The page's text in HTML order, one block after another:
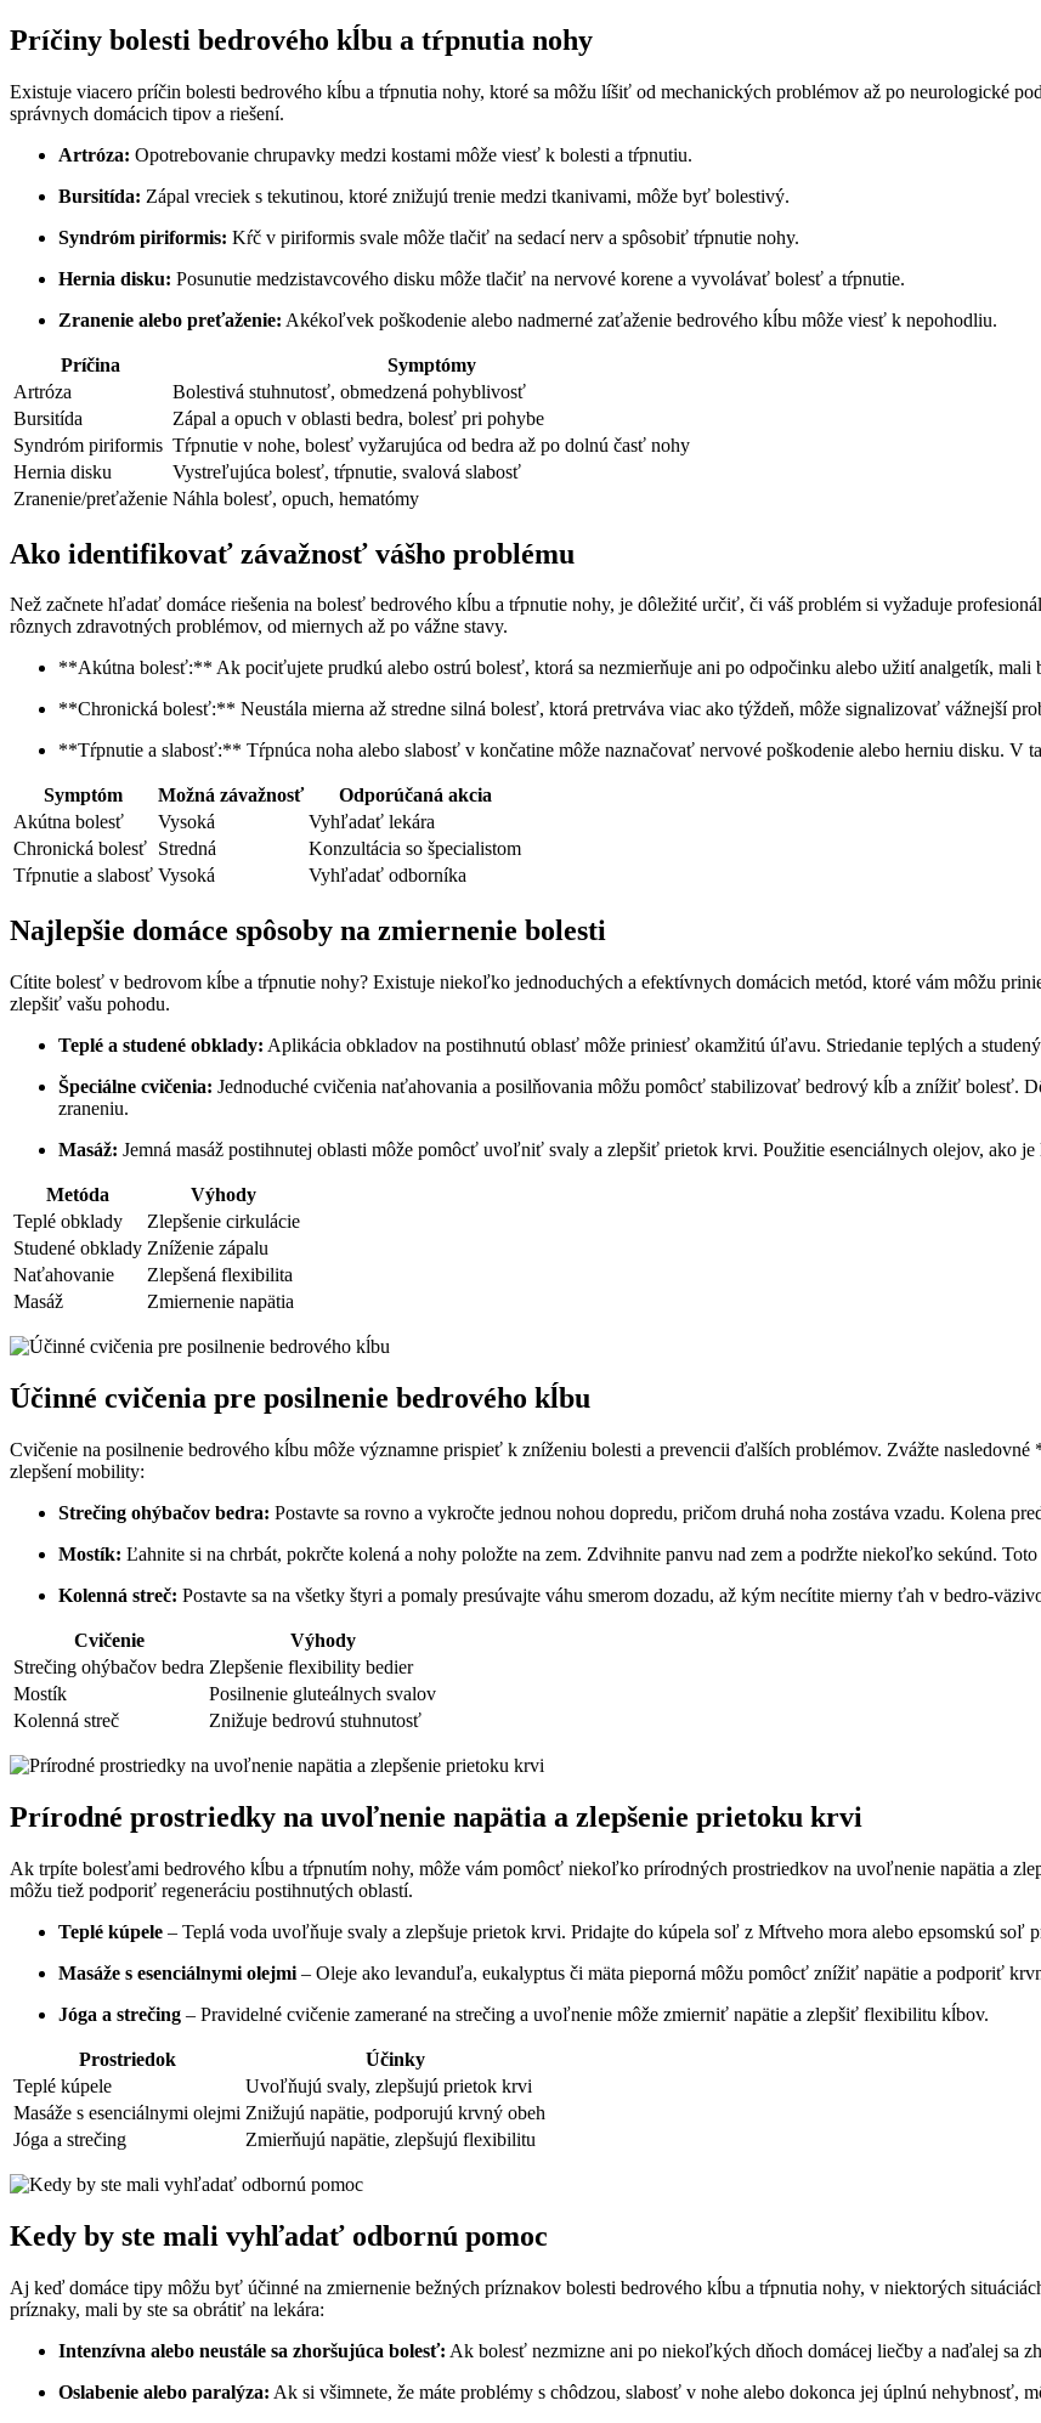
Príčiny bolesti bedrového kĺbu a tŕpnutia nohy
Existuje viacero príčin bolesti bedrového kĺbu a tŕpnutia nohy, ktoré sa môžu líšiť od mechanických problémov až po neurologické
správnych domácich tipov a riešení.
Artróza: Opotrebovanie chrupavky medzi kostami môže viesť k bolesti a tŕpnutiu.
Bursitída: Zápal vreciek s tekutinou, ktoré znižujú trenie medzi tkanivami, môže byť bolestivý.
Syndróm piriformis: Kŕč v piriformis svale môže tlačiť na sedací nerv a spôsobiť tŕpnutie nohy.
Hernia disku: Posunutie medzistavcového disku môže tlačiť na nervové korene a vyvolávať bolesť a tŕpnutie.
Zranenie alebo preťaženie: Akékoľvek poškodenie alebo nadmerné zaťaženie bedrového kĺbu môže viesť k nepohodliu.
Príčina
Symptómy
Artróza
Bolestivá stuhnutosť, obmedzená pohyblivosť
Bursitída
Zápal a opuch v oblasti bedra, bolesť pri pohybe
Syndróm piriformis Tŕpnutie v nohe, bolesť vyžarujúca od bedra až po dolnú časť nohy
Hernia disku
Vystreľujúca bolesť, tŕpnutie, svalová slabosť
Zranenie/preťaženie Náhla bolesť, opuch, hematómy
Ako identifikovať závažnosť vášho problému
Než začnete hľadať domáce riešenia na bolesť bedrového kĺbu a tŕpnutie nohy, je dôležité určiť, či váš problém si vyžaduje
rôznych zdravotných problémov, od miernych až po vážne stavy.
**Akútna bolesť:** Ak pociťujete prudkú alebo ostrú bolesť, ktorá sa nezmierňuje ani po odpočinku alebo užití analgetík, mali
**Chronická bolesť:** Neustála mierna až stredne silná bolesť, ktorá pretrváva viac ako týždeň, môže signalizovať vážnejší
**Tŕpnutie a slabosť:** Tŕpnúca noha alebo slabosť v končatine môže naznačovať nervové poškodenie alebo herniu disku. V
Symptóm Možná závažnosť
Odporúčaná akcia
Akútna bolesť
Vysoká
Vyhľadať lekára
Chronická bolesť Stredná
Konzultácia so špecialistom
Tŕpnutie a slabosť Vysoká Vyhľadať odborníka
Najlepšie domáce spôsoby na zmiernenie bolesti
Cítite bolesť v bedrovom kĺbe a tŕpnutie nohy? Existuje niekoľko jednoduchých a efektívnych domácich metód, ktoré vám môžu
zlepšiť vašu pohodu.
Teplé a studené obklady: Aplikácia obkladov na postihnutú oblasť môže priniesť okamžitú úľavu. Striedanie teplých a
Špeciálne cvičenia: Jednoduché cvičenia naťahovania a posilňovania môžu pomôcť stabilizovať bedrový kĺb a znížiť bolesť.
zraneniu.
Masáž: Jemná masáž postihnutej oblasti môže pomôcť uvoľniť svaly a zlepšiť prietok krvi. Použitie esenciálnych olejov, ako
Metóda
Výhody
Teplé obklady
Zlepšenie cirkulácie
Studené obklady Zníženie zápalu
Naťahovanie
Zlepšená flexibilita
Masáž
Zmiernenie napätia
Účinné cvičenia pre posilnenie bedrového kĺbu
Cvičenie na posilnenie bedrového kĺbu môže významne prispieť k zníženiu bolesti a prevencii ďalších problémov. Zvážte
zlepšení mobility:
Strečing ohýbačov bedra: Postavte sa rovno a vykročte jednou nohou dopredu, pričom druhá noha zostáva vzadu. Kolena
Mostík: Ľahnite si na chrbát, pokrčte kolená a nohy položte na zem. Zdvihnite panvu nad zem a podržte niekoľko sekúnd.
Kolenná streč: Postavte sa na všetky štyri a pomaly presúvajte váhu smerom dozadu, až kým necítite mierny ťah v bedro-
Cvičenie
Výhody
Strečing ohýbačov bedra Zlepšenie flexibility bedier
Mostík
Posilnenie gluteálnych svalov
Kolenná streč
Znižuje bedrovú stuhnutosť
Prírodné prostriedky na uvoľnenie napätia a zlepšenie prietoku krvi
Ak trpíte bolesťami bedrového kĺbu a tŕpnutím nohy, môže vám pomôcť niekoľko prírodných prostriedkov na uvoľnenie napätia a
môžu tiež podporiť regeneráciu postihnutých oblastí.
Teplé kúpele – Teplá voda uvoľňuje svaly a zlepšuje prietok krvi. Pridajte do kúpela soľ z Mŕtveho mora alebo epsomskú soľ
Masáže s esenciálnymi olejmi – Oleje ako levanduľa, eukalyptus či mäta pieporná môžu pomôcť znížiť napätie a podporiť
Jóga a strečing – Pravidelné cvičenie zamerané na strečing a uvoľnenie môže zmierniť napätie a zlepšiť flexibilitu kĺbov.
Prostriedok
Účinky
Teplé kúpele
Uvoľňujú svaly, zlepšujú prietok krvi
Masáže s esenciálnymi olejmi Znižujú napätie, podporujú krvný obeh
Jóga a strečing
Zmierňujú napätie, zlepšujú flexibilitu
Kedy by ste mali vyhľadať odbornú pomoc
Aj keď domáce tipy môžu byť účinné na zmiernenie bežných príznakov bolesti bedrového kĺbu a tŕpnutia nohy, v niektorých
príznaky, mali by ste sa obrátiť na lekára:
Intenzívna alebo neustále sa zhoršujúca bolesť: Ak bolesť nezmizne ani po niekoľkých dňoch domácej liečby a naďalej sa
Oslabenie alebo paralýza: Ak si všimnete, že máte problémy s chôdzou, slabosť v nohe alebo dokonca jej úplnú nehybnosť,